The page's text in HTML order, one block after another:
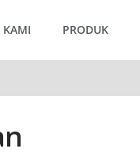
KAMI PRODUK